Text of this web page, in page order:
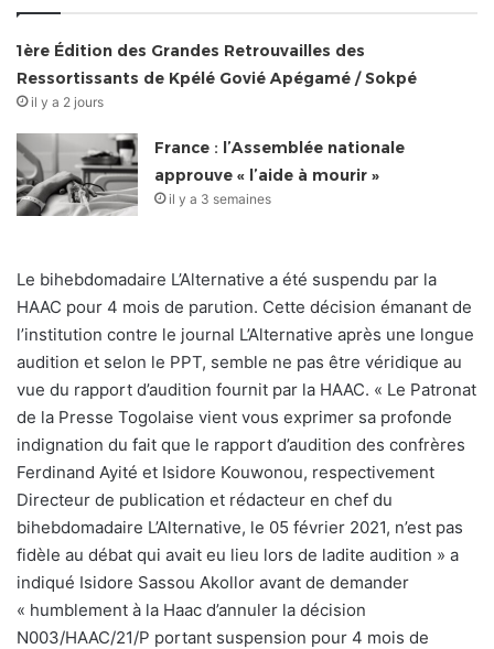
1ère Édition des Grandes Retrouvailles des
Ressortissants de Kpélé Govié Apégamé / Sokpé
il y a 2 jours
France : l’Assemblée nationale
approuve « l’aide à mourir »
il y a 3 semaines
Le bihebdomadaire L’Alternative a été suspendu par la
HAAC pour 4 mois de parution. Cette décision émanant de
l’institution contre le journal L’Alternative après une longue
audition et selon le PPT, semble ne pas être véridique au
vue du rapport d’audition fournit par la HAAC. « Le Patronat
de la Presse Togolaise vient vous exprimer sa profonde
indignation du fait que le rapport d’audition des confrères
Ferdinand Ayité et Isidore Kouwonou, respectivement
Directeur de publication et rédacteur en chef du
bihebdomadaire L’Alternative, le 05 février 2021, n’est pas
fidèle au débat qui avait eu lieu lors de ladite audition » a
indiqué Isidore Sassou Akollor avant de demander
« humblement à la Haac d’annuler la décision
N003/HAAC/21/P portant suspension pour 4 mois de